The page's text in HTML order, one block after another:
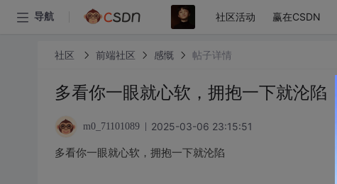
导航 社区活动 赢在CSDN
社区 前端社区 感慨 帖子详情
多看你一眼就心软，拥抱一下就沦陷
m0_71101089 2025-03-06 23:15:51
多看你一眼就心软，拥抱一下就沦陷